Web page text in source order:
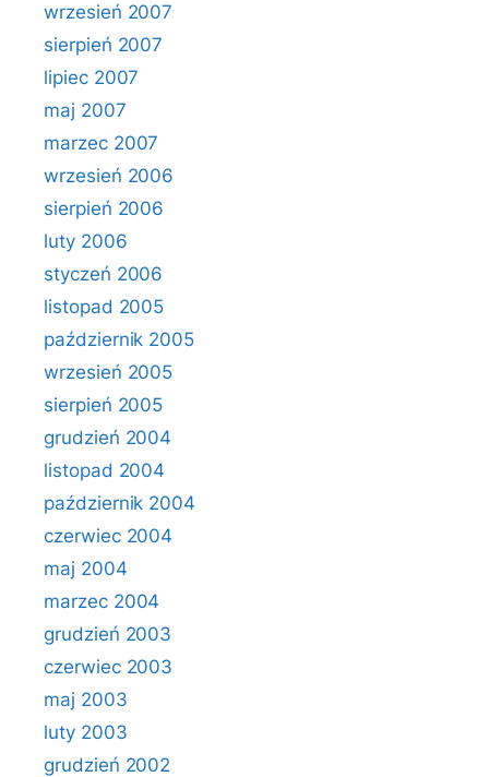
wrzesień 2007
sierpień 2007
lipiec 2007
maj 2007
marzec 2007
wrzesień 2006
sierpień 2006
luty 2006
styczeń 2006
listopad 2005
październik 2005
wrzesień 2005
sierpień 2005
grudzień 2004
listopad 2004
październik 2004
czerwiec 2004
maj 2004
marzec 2004
grudzień 2003
czerwiec 2003
maj 2003
luty 2003
grudzień 2002